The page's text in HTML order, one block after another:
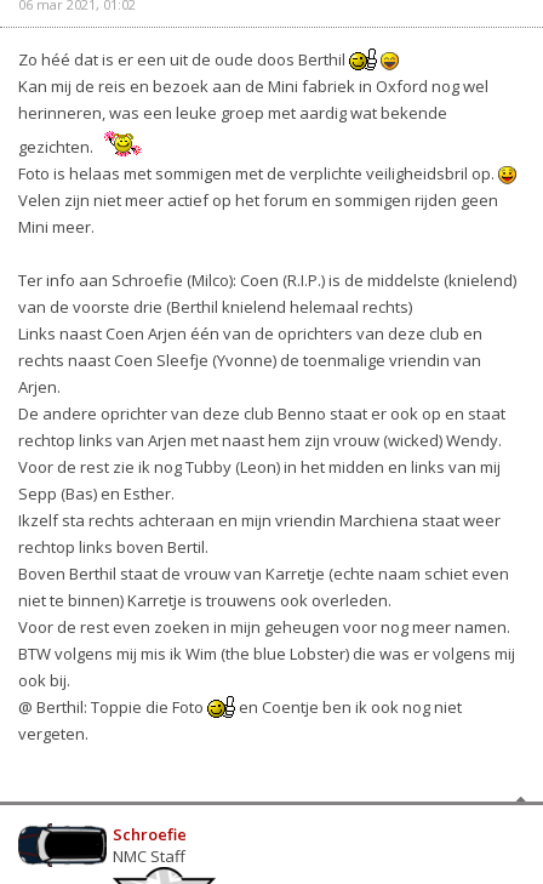
06 mar 2021, 01:02
Zo héé dat is er een uit de oude doos Berthil
Kan mij de reis en bezoek aan de Mini fabriek in Oxford nog wel
herinneren, was een leuke groep met aardig wat bekende
gezichten.
Foto is helaas met sommigen met de verplichte veiligheidsbril op.
Velen zijn niet meer actief op het forum en sommigen rijden geen
Mini meer.
Ter info aan Schroefie (Milco): Coen (R.I.P.) is de middelste (knielend)
van de voorste drie (Berthil knielend helemaal rechts)
Links naast Coen Arjen één van de oprichters van deze club en
rechts naast Coen Sleefje (Yvonne) de toenmalige vriendin van
Arjen.
De andere oprichter van deze club Benno staat er ook op en staat
rechtop links van Arjen met naast hem zijn vrouw (wicked) Wendy.
Voor de rest zie ik nog Tubby (Leon) in het midden en links van mij
Sepp (Bas) en Esther.
Ikzelf sta rechts achteraan en mijn vriendin Marchiena staat weer
rechtop links boven Bertil.
Boven Berthil staat de vrouw van Karretje (echte naam schiet even
niet te binnen) Karretje is trouwens ook overleden.
Voor de rest even zoeken in mijn geheugen voor nog meer namen.
BTW volgens mij mis ik Wim (the blue Lobster) die was er volgens mij
ook bij.
@ Berthil: Toppie die Foto
en Coentje ben ik ook nog niet
vergeten.
Schroefie
NMC Staff